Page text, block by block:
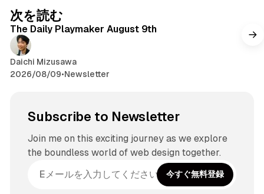
g
r
a
次を読む
The Daily Playmaker August 9th
Daichi Mizusawa
2026/08/09•Newsletter
Subscribe to Newsletter
Join me on this exciting journey as we explore
the boundless world of web design together.
今すぐ無料登録